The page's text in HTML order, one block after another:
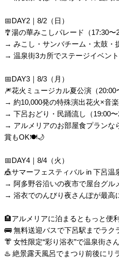
📅DAY2｜8/2（日）
🎐湯の華みこしパレード（17:30〜
→ みこし・サンバチーム・太鼓・
→ 温泉街3カ所でステージイベン
📅DAY3｜8/3（月）
🎆花火ミュージカル夏公演（20:00
→ 約10,000発の特殊演出花火×音
→ 下呂おどり・民踊流し（19:00〜
→ アルメリアのお部屋食プランな
賞もOK🍽️🌙
📅DAY4｜8/4（火）
🎪サマーフェスティバル in 下呂温
→ 阿多野谷沿いの夜市で屋台グル
→ 浴衣でのんびり夜さんぽが最高
🏨アルメリアに泊まるともっと便
🚌 無料送迎バスで下呂駅までラク
👘 女性限定“彩り浴衣”で温泉街さ
♨️ 絶景露天風呂でまつり前後にリ